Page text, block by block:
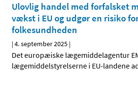
Ulovlig handel med forfalsket
vækst i EU og udgør en risiko
folkesundheden
|4. september 2025 |
Det europæiske lægemiddelagentur
lægemiddelstyrelserne i EU-landene